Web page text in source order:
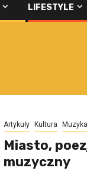
LIFESTYLE
Artykuły Kultura Muzyka
Miasto,
muzyczny